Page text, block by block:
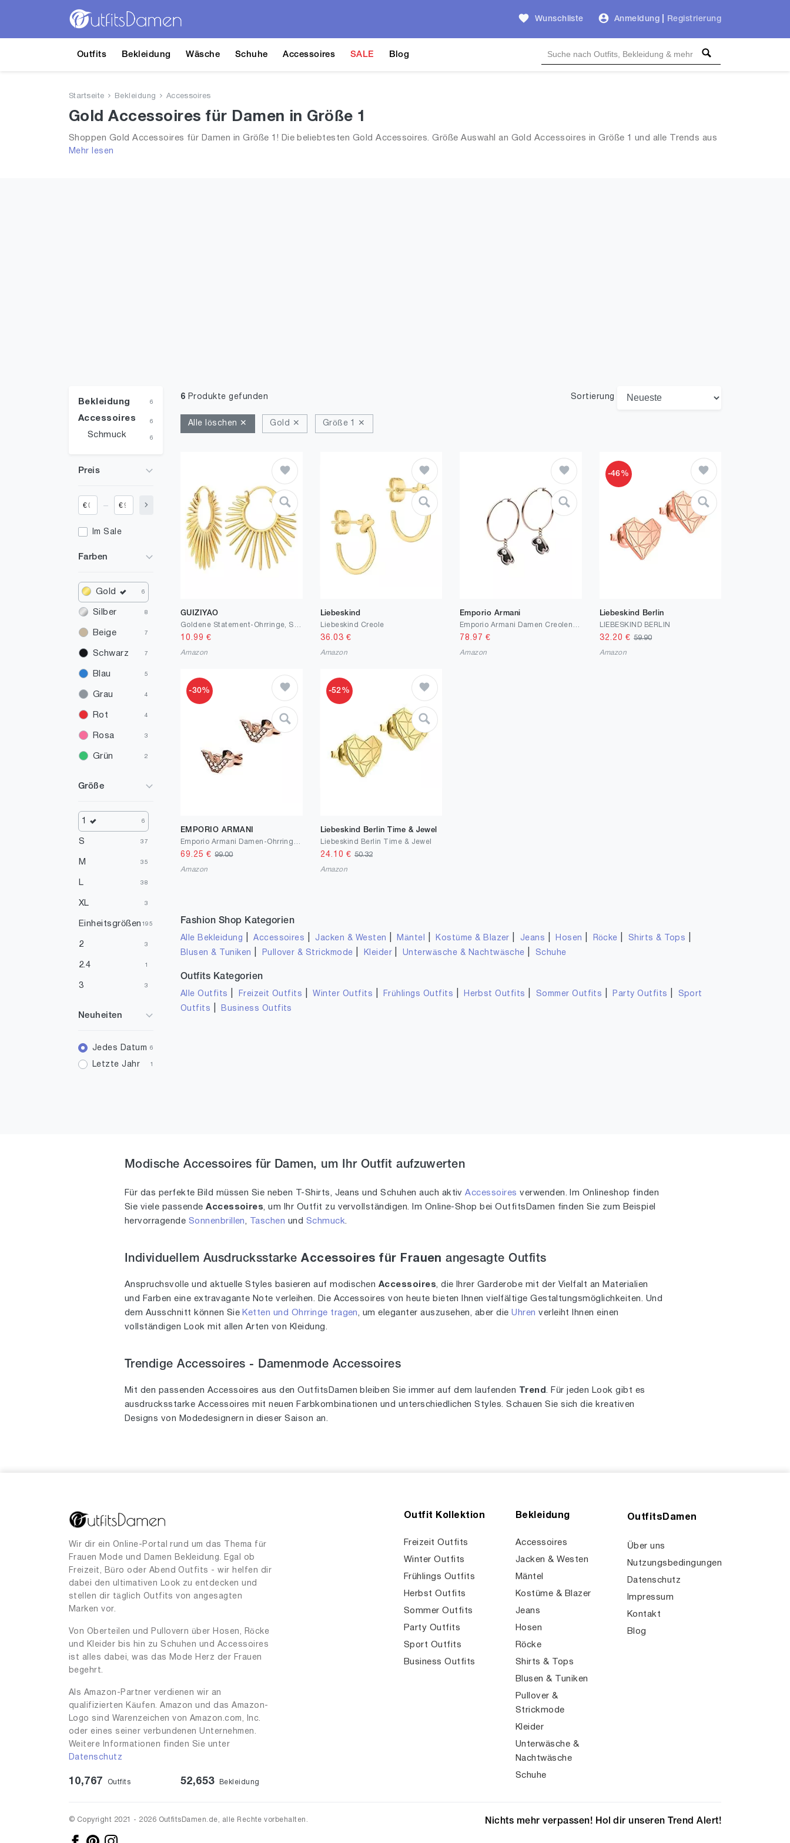
Wunschliste Anmeldung Registrierung
Outfits Bekleidung Wäsche Schuhe Accessoires SALE Blog
Startseite Bekleidung Accessoires
Gold Accessoires für Damen in Größe 1
Shoppen Gold Accessoires für Damen in Größe 1! Die beliebtesten Gold Accessoires. Größe Auswahl an Gold Accessoires in Größe 1 und alle Trends aus
2026 für Frauen!
Mehr lesen
Bekleidung 6
Accessoires 6
Schmuck 6
Preis
€ €
Im Sale
Farben
Gold 6
Silber 8
Beige 7
Schwarz 7
Blau 5
Grau 4
Rot 4
Rosa 3
Grün 2
Größe
1 6
S 37
M 35
L 38
XL 3
Einheitsgrößen 195
2 3
2.4 1
3 3
8 1
13
2
1
1
1
2
51 1
52 2
53
54 3
57 3
85 1
100 1
400
Neuheiten
Jedes Datum 6
Letzte Jahr 1
6 Produkte gefunden Sortierung
Alle löschen ✕ Gold ✕ Größe 1 ✕
GUIZIYAO
10.99 €
Amazon
Liebeskind
Liebeskind Creole
36.03 €
Amazon
Emporio Armani
78.97 €
Amazon
-46%
Liebeskind Berlin
LIEBESKIND BERLIN
32.20 € 59.90
Amazon
-30%
EMPORIO ARMANI
69.25 €99.00
Amazon
-52%
Liebeskind Berlin Time & Jewel
Liebeskind Berlin Time & Jewel
24.10 € 50.32
Amazon
Fashion Shop Kategorien
Alle Bekleidung |Accessoires Jacken & Westen Mäntel Kostüme & Blazer Jeans Hosen Röcke Shirts & Tops
Blusen & Tuniken Pullover & Strickmode Kleider Unterwäsche & Nachtwäsche Schuhe
Outfits Kategorien
Alle Outfits Freizeit Outfits |Winter Outfits Frühlings Outfits Herbst Outfits Sommer Outfits Party Outfits
Sport
Outfits
Business Outfits
Modische Accessoires für Damen, um Ihr Outfit aufzuwerten
Für das perfekte Bild müssen Sie neben T-Shirts, Jeans und Schuhen auch aktivAccessoires verwenden. Im Onlineshop finden
Sie viele passendeAccessoires, um Ihr Outfit zu vervollständigen. Im Online-Shop bei OutfitsDamen finden Sie zum Beispiel
hervorragende Sonnenbrillen, Taschen und Schmuck.
Individuellem AusdrucksstarkeAccessoires für Frauen angesagte Outfits
Anspruchsvolle und aktuelle Styles basieren auf modischen Accessoires, die Ihrer Garderobe mit der Vielfalt an Materialien
und Farben eine extravagante Note verleihen. Die Accessoires von heute bieten Ihnen vielfältige Gestaltungsmöglichkeiten. Und
dem Ausschnitt können Sie Ketten und Ohrringe tragen, um eleganter auszusehen, aber dieUhren verleiht Ihnen einen
vollständigen Look mit allen Arten von Kleidung.
Trendige Accessoires - Damenmode Accessoires
Mit den passenden Accessoires aus den OutfitsDamen bleiben Sie immer auf dem laufenden Trend. Für jeden Look gibt es
ausdrucksstarke Accessoires mit neuen Farbkombinationen und unterschiedlichen Styles. Schauen Sie sich die kreativen
Designs von Modedesignern in dieser Saison an.
Wir dir ein Online-Portal rund um das Thema für
Frauen Mode und Damen Bekleidung. Egal ob
Freizeit, Büro oder Abend Outfits - wir helfen dir
dabei den ultimativen Look zu entdecken und
stellen dir täglich Outfits von angesagten
Marken vor.
Von Oberteilen und Pullovern über Hosen, Röcke
und Kleider bis hin zu Schuhen und Accessoires
ist alles dabei, was das Mode Herz der Frauen
begehrt.
Als Amazon-Partner verdienen wir an
qualifizierten Käufen. Amazon und das Amazon-
Logo sind Warenzeichen von Amazon.com, Inc.
oder eines seiner verbundenen Unternehmen.
Weitere Informationen finden Sie unter
Datenschutz
10,767 Outfits 52,653 Bekleidung
Outfit Kollektion
Freizeit Outfits
Winter Outfits
Frühlings Outfits
Herbst Outfits
Sommer Outfits
Party Outfits
Sport Outfits
Business Outfits
Bekleidung
Accessoires
Jacken & Westen
Mäntel
Kostüme & Blazer
Jeans
Hosen
Röcke
Shirts & Tops
Blusen & Tuniken
Pullover &
Strickmode
Kleider
Unterwäsche &
Nachtwäsche
Schuhe
OutfitsDamen
Über uns
Nutzungsbedingungen
Datenschutz
Impressum
Kontakt
Blog
© Copyright 2021 - 2026 OutfitsDamen.de, alle Rechte vorbehalten. Nichts mehr verpassen! Hol dir unseren Trend Alert!